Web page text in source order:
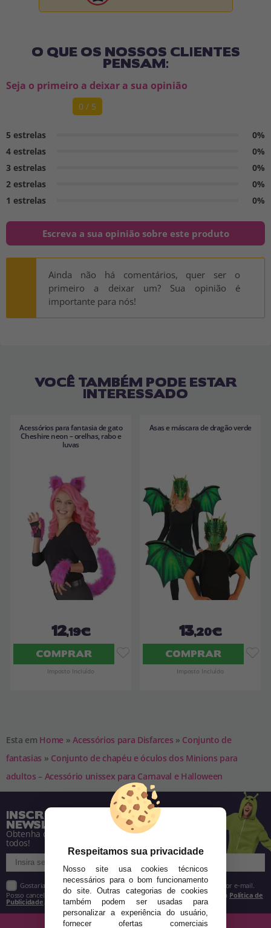
O QUE OS NOSSOS CLIENTES
PENSAM:
Seja o primeiro a deixar a sua opinião
0 / 5
5 estrelas
0%
4 estrelas
0%
3 estrelas
0%
2 estrelas
0%
1 estrelas
0%
Escreva a sua opinião sobre este produto
Ainda não há comentários, quer ser o
primeiro a deixar um? Sua opinião é
importante para nós!
VOCÊ TAMBÉM PODE ESTAR
INTERESSADO
Acessórios para fantasia de gato
Cheshire neon – orelhas, rabo e
luvas
12,19€
COMPRAR
Imposto Incluído
Asas e máscara de dragão verde
13,20€
COMPRAR
Imposto Incluído
Esta em Home » Acessórios para Disfarces » Conjunto de
fantasias » Conjunto de chapéu e óculos dos Minions para
adultos – Acessório unissex para Carnaval e Halloween
INSCREVA-SE NA NOSSA
NEWSLETTER
Obtenha descontos e saiba de tudo antes de
todos!
Gostaria de receber descontos exclusivos, novidades e tendências por e-mail.
Posso cancelar a inscrição a qualquer momento, conforme estipulado na Política de
Publicidade
Respeitamos sua privacidade
Nosso site usa cookies técnicos
necessários para o bom funcionamento
do site. Outras categorias de cookies
também podem ser usadas para
personalizar a experiência do usuário,
fornecer ofertas comerciais